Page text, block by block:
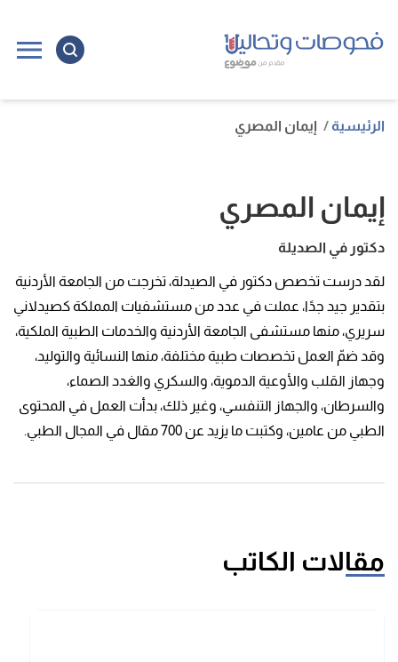
الرئيسية إيمان المصري
إيمان المصري
دكتور في الصديلة
لقد درست تخصص دكتور في الصيدلة، تخرجت من الجامعة الأردنية
بتقدير جيد جدًا، عملت في عدد من مستشفيات المملكة كصيدلاني
سريري، منها مستشفى الجامعة الأردنية والخدمات الطبية الملكية،
وقد ضمّ العمل تخصصات طبية مختلفة، منها النسائية والتوليد،
وجهاز القلب والأوعية الدموية، والسكري والغدد الصماء،
والسرطان، والجهاز التنفسي، وغير ذلك، بدأت العمل في المحتوى
الطبي من عامين، وكتبت ما يزيد عن 700 مقال في المجال الطبي.
مقالات الكاتب